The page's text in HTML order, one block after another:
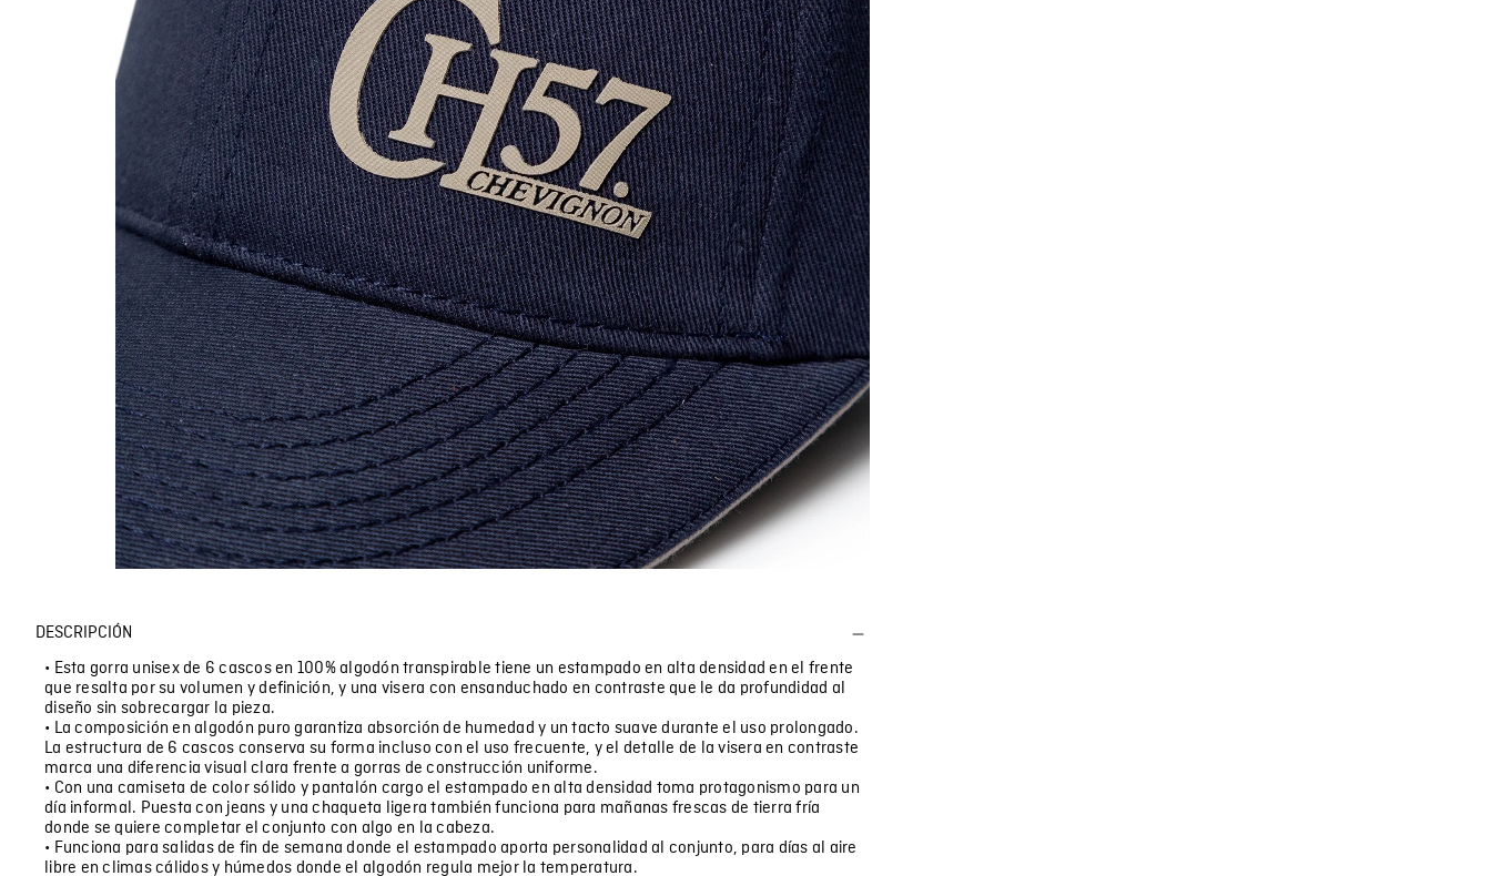
DESCRIPCIÓN
• Esta gorra unisex de 6 cascos en 100% algodón transpirable tiene un estampado en alta densidad en el frente
que resalta por su volumen y definición, y una visera con ensanduchado en contraste que le da profundidad al
diseño sin sobrecargar la pieza.
• La composición en algodón puro garantiza absorción de humedad y un tacto suave durante el uso prolongado.
La estructura de 6 cascos conserva su forma incluso con el uso frecuente, y el detalle de la visera en contraste
marca una diferencia visual clara frente a gorras de construcción uniforme.
• Con una camiseta de color sólido y pantalón cargo el estampado en alta densidad toma protagonismo para un
día informal. Puesta con jeans y una chaqueta ligera también funciona para mañanas frescas de tierra fría
donde se quiere completar el conjunto con algo en la cabeza.
• Funciona para salidas de fin de semana donde el estampado aporta personalidad al conjunto, para días al aire
libre en climas cálidos y húmedos donde el algodón regula mejor la temperatura.